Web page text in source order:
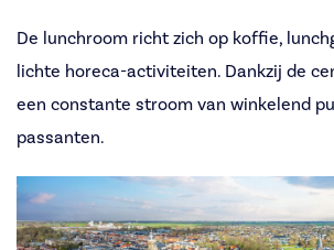
De lunchroom richt zich op koffie,
lichte horeca-activiteiten. Dankzij de
een constante stroom van winkelend
passanten.